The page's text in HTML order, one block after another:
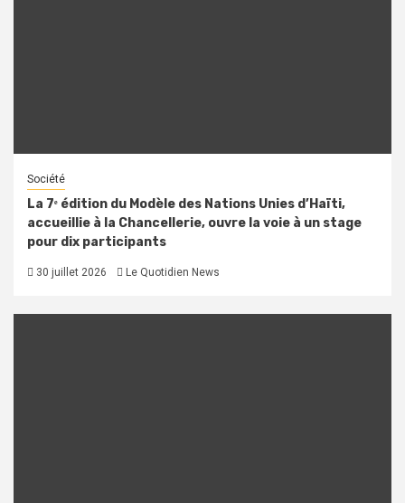
Société
La 7ᵉ édition du Modèle des Nations Unies d’Haïti,
accueillie à la Chancellerie, ouvre la voie à un stage
pour dix participants
30 juillet 2026 Le Quotidien News